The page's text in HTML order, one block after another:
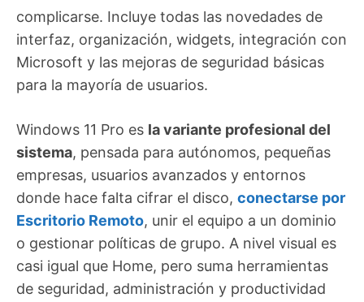
complicarse. Incluye todas las novedades de
interfaz, organización, widgets, integración con
Microsoft y las mejoras de seguridad básicas
para la mayoría de usuarios.
Windows 11 Pro es la variante profesional del
sistema, pensada para autónomos, pequeñas
empresas, usuarios avanzados y entornos
donde hace falta cifrar el disco, conectarse por
Escritorio Remoto, unir el equipo a un dominio
o gestionar políticas de grupo. A nivel visual es
casi igual que Home, pero suma herramientas
de seguridad, administración y productividad